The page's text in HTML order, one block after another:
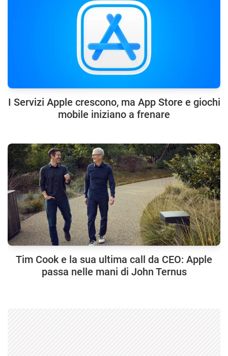
I Servizi Apple crescono, ma App Store e giochi
mobile iniziano a frenare
Tim Cook e la sua ultima call da CEO: Apple
passa nelle mani di John Ternus